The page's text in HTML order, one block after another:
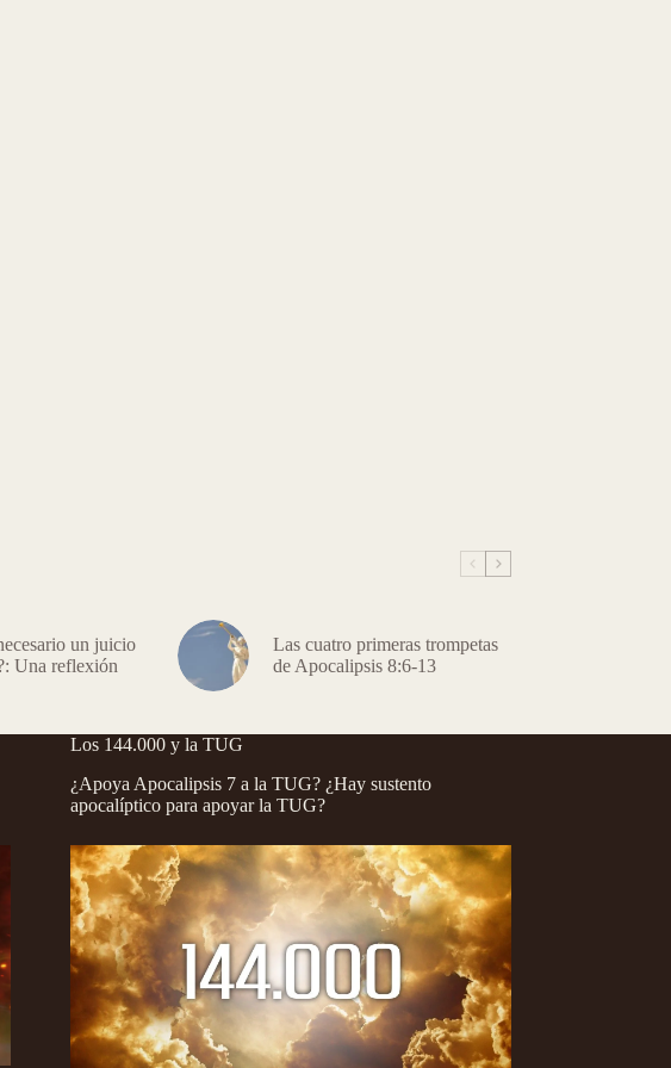
un juicio
Una reflexión
Las cuatro primeras trompetas
de Apocalipsis 8:6-13
Los 144.000 y la TUG
¿Apoya Apocalipsis 7 a la TUG? ¿Hay sustento
apocalíptico para apoyar la TUG?